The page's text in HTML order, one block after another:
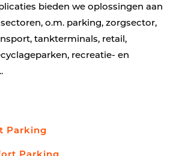
bieden we oplossingen aan
o.m. parking, zorgsector,
tankterminals, retail,
recreatie- en
Parking